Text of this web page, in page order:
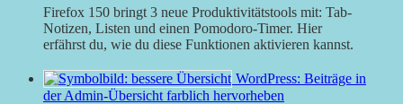
Firefox 150 bringt 3 neue Produktivitätstools mit: Tab-
Notizen, Listen und einen Pomodoro-Timer. Hier
erfährst du, wie du diese Funktionen aktivieren kannst.
WordPress: Beiträge in
der Admin-Übersicht farblich hervorheben